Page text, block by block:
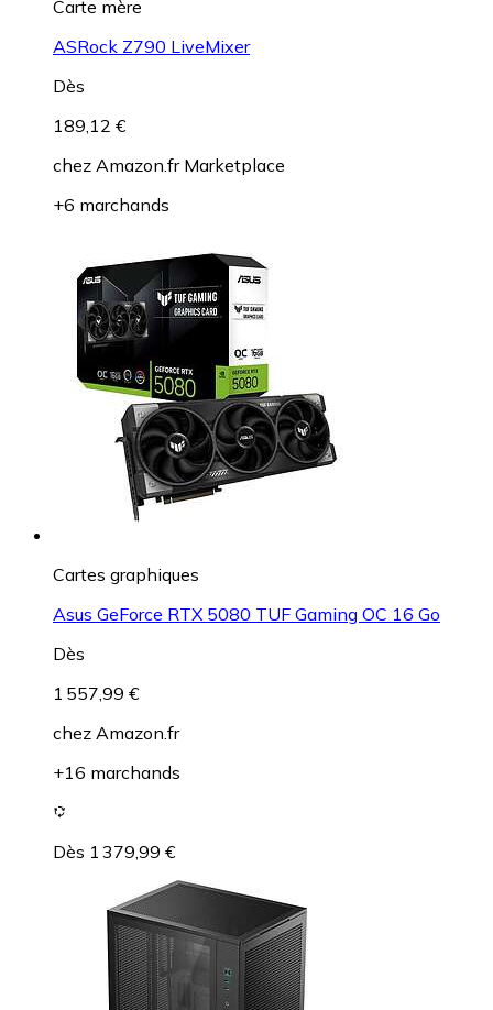
Carte mère
ASRock Z790 LiveMixer
Dès
189,12 €
chez Amazon.fr Marketplace
+6 marchands
Cartes graphiques
Asus GeForce RTX 5080 TUF Gaming OC 16 Go
Dès
1 557,99 €
chez Amazon.fr
+16 marchands
Dès 1 379,99 €